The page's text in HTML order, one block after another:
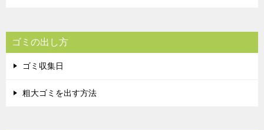
ゴミの出し方
ゴミ収集日
粗大ゴミを出す方法